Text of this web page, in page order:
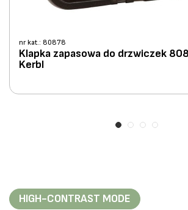
nr kat.: 80878
Klapka zapasowa do drzwiczek
Kerbl
HIGH-CONTRAST MODE